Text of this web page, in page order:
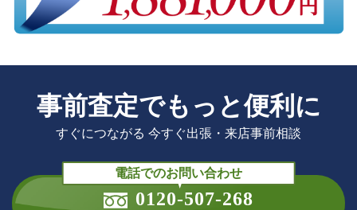
事前査定でもっと便利に
すぐにつながる 今すぐ出張・来店事前相談
電話でのお問い合わせ
0120-507-268